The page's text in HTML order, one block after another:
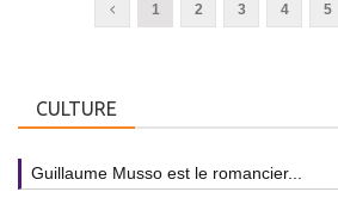
1 2 3 4 5
CULTURE
Guillaume Musso est le romancier...